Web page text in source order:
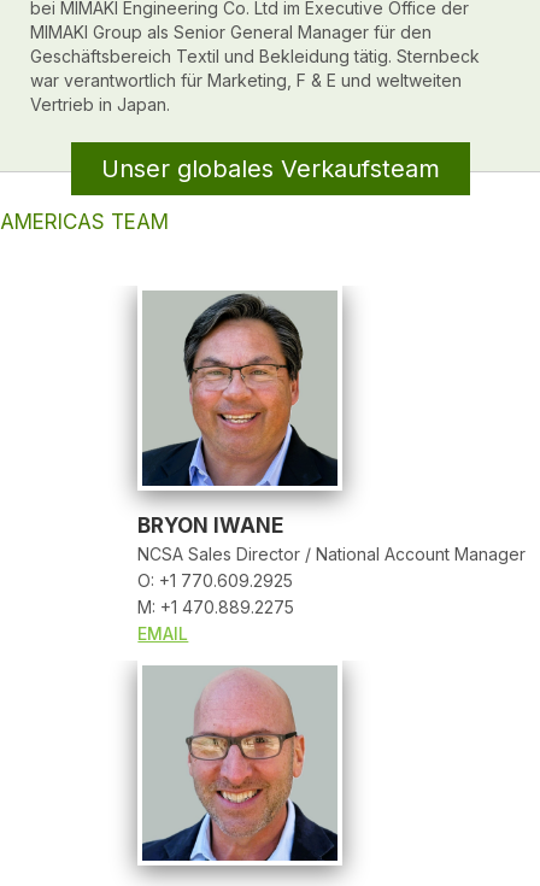
bei MIMAKI Engineering Co. Ltd im Executive Office der
MIMAKI Group als Senior General Manager für den
Geschäftsbereich Textil und Bekleidung tätig. Sternbeck
war verantwortlich für Marketing, F & E und weltweiten
Vertrieb in Japan.
Unser globales Verkaufsteam
AMERICAS TEAM
BRYON IWANE
NCSA Sales Director / National Account Manager
O: +1 770.609.2925
M: +1 470.889.2275
EMAIL